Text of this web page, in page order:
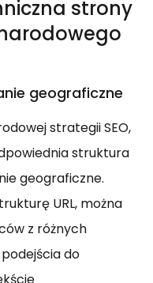
strony
geograficzne
strategii SEO,
struktura
geograficzne.
URL, można
z różnych
do